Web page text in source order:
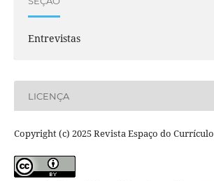
Entrevistas
LICENÇA
Copyright (c) 2025 Revista Espaço do Currículo